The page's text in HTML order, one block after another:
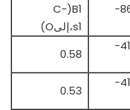
جيجابايت/ت 8624-
B1(C-
s1،إلىO)
جيجابايت/تي 4100-
0.58
جيجابايت/تي 4100-
0.53